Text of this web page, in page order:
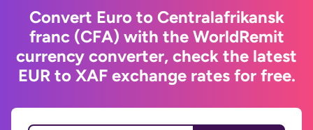
Convert Euro to Centralafrikansk
franc (CFA) with the WorldRemit
currency converter, check the latest
EUR to XAF exchange rates for free.